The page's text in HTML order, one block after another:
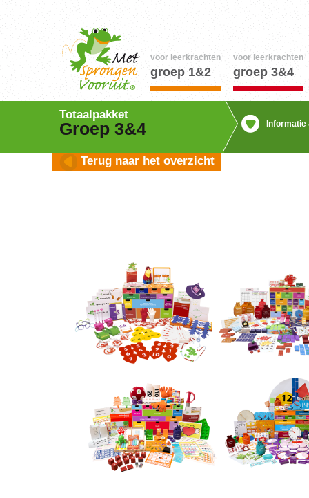
voor leerkrachten
groep 1&2
voor leerkrachten
groep 3&4
Totaalpakket
Groep 3&4
Terug naar het overzicht
Informatie